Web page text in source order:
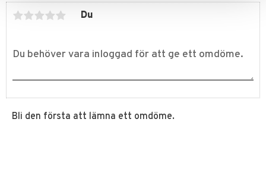
Du
Bli den första att lämna ett omdöme.